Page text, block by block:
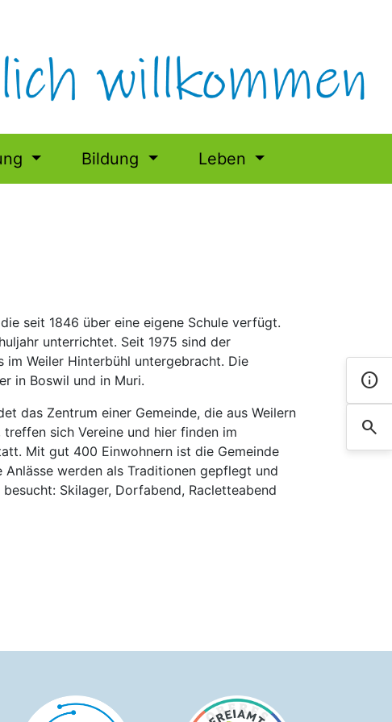
Bildung Leben
info
search
seit 1846 über eine eigene Schule verfügt.
unterrichtet. Seit 1975 sind der
im Weiler Hinterbühl untergebracht. Die
in Boswil und in Muri.
das Zentrum einer Gemeinde, die aus Weilern
sich Vereine und hier finden im
Mit gut 400 Einwohnern ist die Gemeinde
werden als Traditionen gepflegt und
Skilager, Dorfabend, Racletteabend